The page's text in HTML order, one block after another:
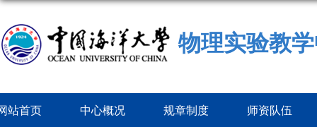
物理实验教
站首页 中心概况 规章制度 师资队伍